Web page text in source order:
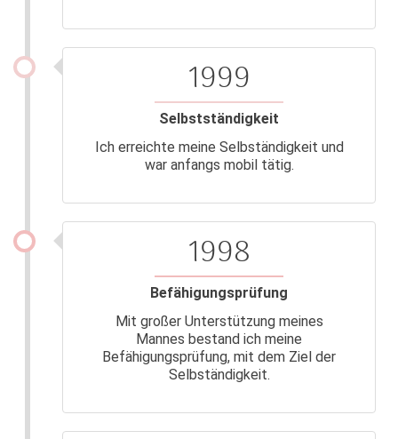
1999
Selbstständigkeit
Ich erreichte meine Selbständigkeit und
war anfangs mobil tätig.
1998
Befähigungsprüfung
Mit großer Unterstützung meines
Mannes bestand ich meine
Befähigungsprüfung, mit dem Ziel der
Selbständigkeit.